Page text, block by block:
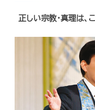
正しい宗教・真理は、